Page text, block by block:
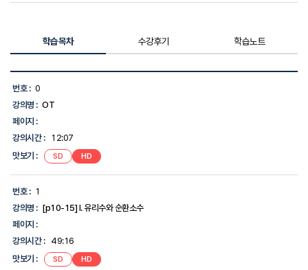
학습목차 수강후기 학습노트
습
목
차
목
록
번
강
의
명,
강
의
간,
맛
보
번호 : 0
강의명 : OT
페이지 :
강의시간 :
12:07
맛보기 :
SD HD
번호 : 1
강의명 : [p10-15] I. 유리수와 순환소수
페이지 :
강의시간 :
49:16
맛보기 :
SD HD